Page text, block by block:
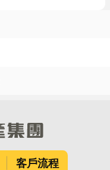
客戶流程